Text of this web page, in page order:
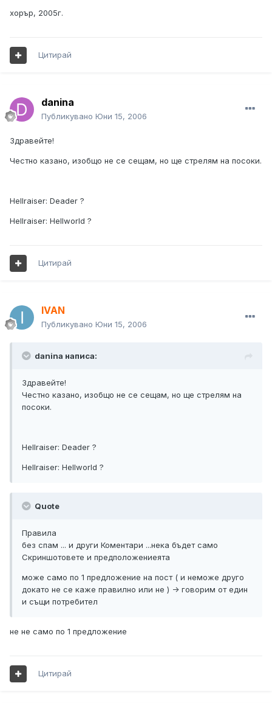
хорър, 2005г.
Цитирай
danina
Публикувано Юни 15, 2006
Здравейте!
Честно казано, изобщо не се сещам, но ще стрелям на посоки.
Hellraiser: Deader ?
Hellraiser: Hellworld ?
Цитирай
IVAN
Публикувано Юни 15, 2006
danina написа:
Здравейте!
Честно казано, изобщо не се сещам, но ще стрелям на
посоки.
Hellraiser: Deader ?
Hellraiser: Hellworld ?
Quote
Правила
без спам ... и други Коментари ...нека бъдет само
Скриншотовете и предположениеята
може само по 1 предложение на пост ( и неможе друго
докато не се каже правилно или не ) -> говорим от един
и същи потребител
не не само по 1 предложение
Цитирай